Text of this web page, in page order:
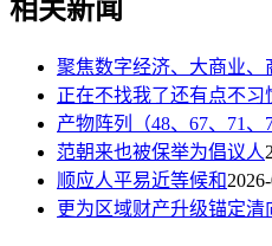
相关新闻
聚焦数字经济、大商业、
正在不找我了还有点不习
产物阵列（48、67、71、
范朝来也被保举为倡议人
顺应人平易近等候和
更为区域财产升级锚定清